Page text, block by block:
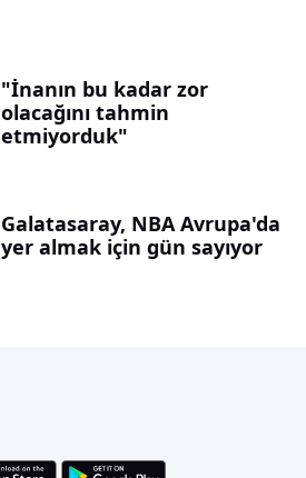
"İnanın bu kadar zor
olacağını tahmin
etmiyorduk"
Galatasaray, NBA Avrupa'da
yer almak için gün sayıyor